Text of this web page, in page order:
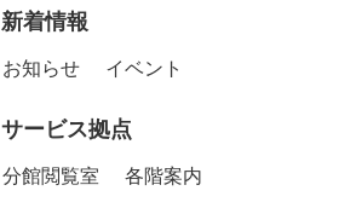
新着情報
お知らせ イベント
サービス拠点
分館閲覧室 各階案内